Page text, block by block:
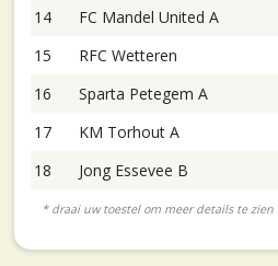
14
FC Mandel United A
15
RFC Wetteren
16
Sparta Petegem A
17
KM Torhout A
18
Jong Essevee B